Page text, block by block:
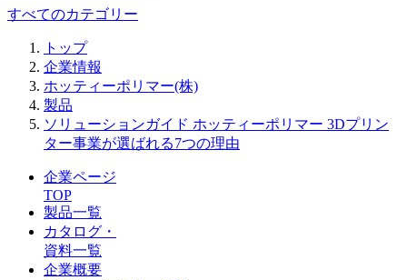
すべてのカテゴリー
トップ
企業情報
ホッティーポリマー(株)
製品
ソリューションガイド ホッティーポリマー 3Dプリン
ター事業が選ばれる7つの理由
企業ページ
TOP
製品一覧
カタログ・
資料一覧
企業概要